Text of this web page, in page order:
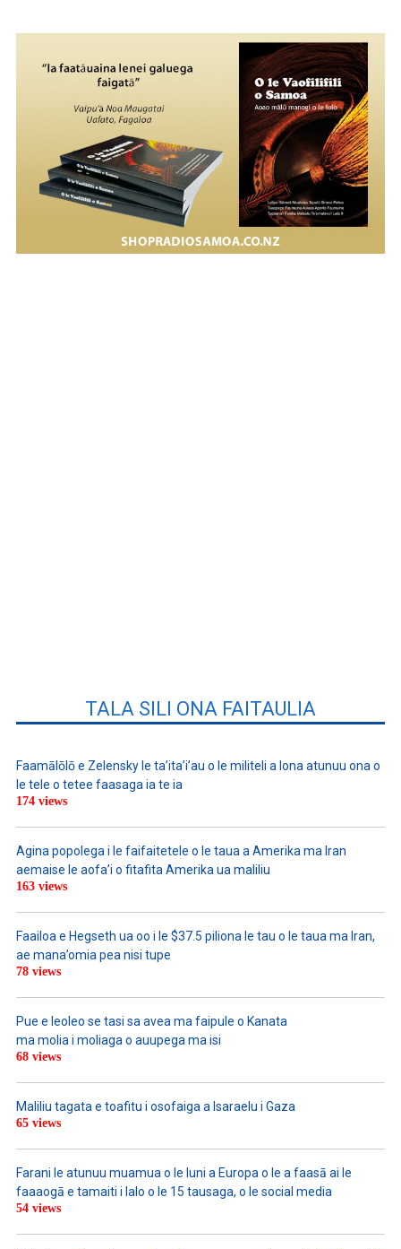
TALA SILI ONA FAITAULIA
Faamālōlō e Zelensky le ta’ita’i’au o le militeli a lona atunuu ona o
le tele o tetee faasaga ia te ia
174 views
Agina popolega i le faifaitetele o le taua a Amerika ma Iran
aemaise le aofa’i o fitafita Amerika ua maliliu
163 views
Faailoa e Hegseth ua oo i le $37.5 piliona le tau o le taua ma Iran,
ae mana’omia pea nisi tupe
78 views
Pue e leoleo se tasi sa avea ma faipule o Kanata
ma molia i moliaga o auupega ma isi
68 views
Maliliu tagata e toafitu i osofaiga a Isaraelu i Gaza
65 views
Farani le atunuu muamua o le Iuni a Europa o le a faasā ai le
faaaogā e tamaiti i lalo o le 15 tausaga, o le social media
54 views